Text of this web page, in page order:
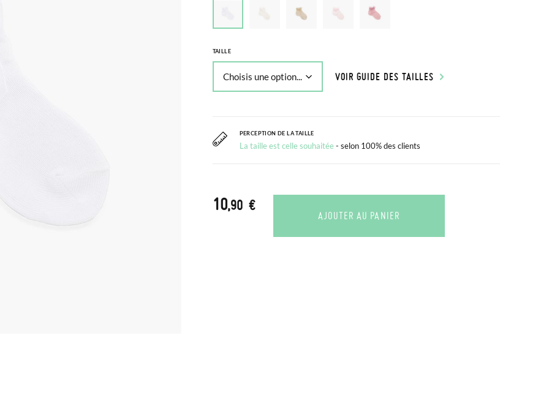
TAILLE
VOIR GUIDE DES TAILLES
PERCEPTION DE LA TAILLE
La taille est celle souhaitée - selon 100% des clients
10,90 €
AJOUTER AU PANIER